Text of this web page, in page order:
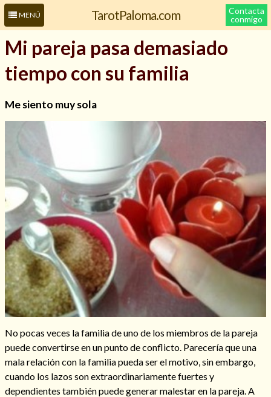
MENÚ TarotPaloma.com
Contacta
conmigo
Leer más sobre mí
Hechizos de amor
Mi pareja pasa demasiado
tiempo con su familia
Me siento muy sola
No pocas veces la familia de uno de los miembros de la pareja
puede convertirse en un punto de conflicto. Parecería que una
mala relación con la familia pueda ser el motivo, sin embargo,
cuando los lazos son extraordinariamente fuertes y
dependientes también puede generar malestar en la pareja. A